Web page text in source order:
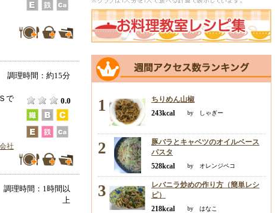
調理時間：約15分
で
0.0
社
調理時間：1時間以
上
1
ちりめん山椒
243kcal
by しゃぎー
2
豚バラとキャベツのオイルベース
パスタ
528kcal
by オレンジペコ
3
レバニラ炒めの作り方（簡単レシ
ピ）
218kcal
by はなこ